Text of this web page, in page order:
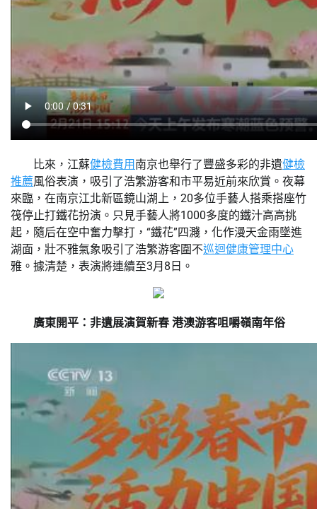
比來，江蘇健檢費用 南京也舉行了豐盛多彩的非遺健檢
推薦風俗表演，吸引了浩繁游客和市平易近前來欣賞。夜幕
來臨，在南京江北新區鏡山湖上，20多位手藝人搭乘搭座竹
筏停止打鐵花扮演。只見手藝人將1000多度的鐵汁高高挑
起，隨后在空中奮力擊打，“鐵花”四濺，化作漫天金雨墜進
湖面，壯不雅氣象吸引了浩繁游客圍不巡迴健康管理中心
雅。據清楚，表演將連續至3月8日。
廣東開平：非遺展演賀新春 港澳游客咀嚼嶺南年俗